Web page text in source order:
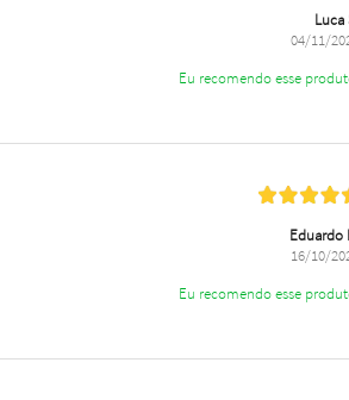
Luca
04/11/
Eu recomendo esse
Eduardo
16/10/
Eu recomendo esse